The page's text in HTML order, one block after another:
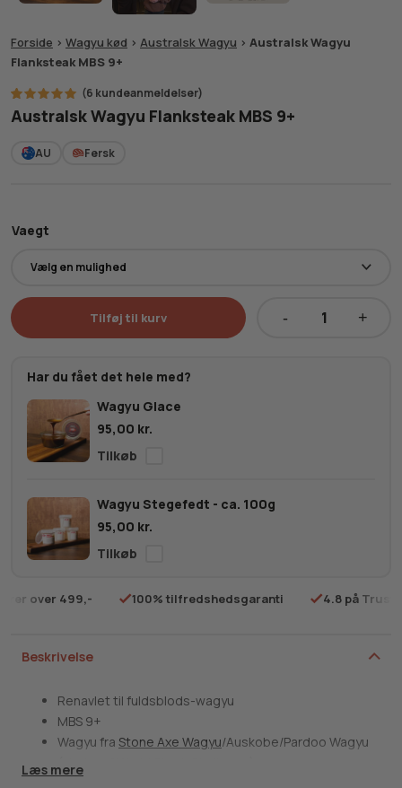
Beskrivelse
Renavlet til fuldsblods-wagyu
MBS 9+
Wagyu fra Stone Axe Wagyu/Auskobe/Pardoo Wagyu
Læs mere
Forside > Wagyu kød > Australsk Wagyu > Australsk Wagyu
Flanksteak MBS 9+
Bedømt
som5.00
på
6
kundebedømmelser
(6 kundeanmeldelser)
Australsk Wagyu Flanksteak MBS 9+
AU Fersk
Vaegt
Har du fået det hele med?
Wagyu Glace
95,00 kr.
Wagyu Stegefedt - ca. 100g
95,00 kr.
Tilføj til kurv
over 499,- 100% tilfredshedsgaranti 4.8 på